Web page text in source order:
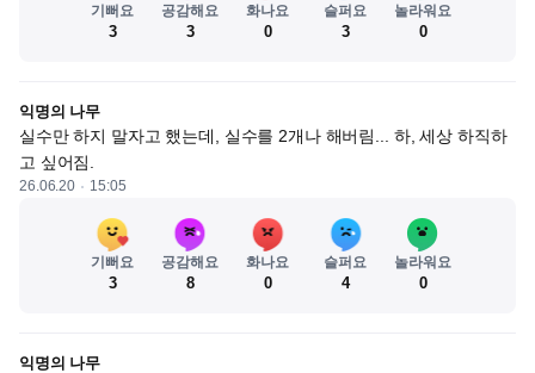
기뻐요
3
공감해요
3
화나요
0
슬퍼요
3
놀라워요
0
익명의 나무
실수만 하지 말자고 했는데, 실수를 2개나 해버림... 하, 세상 하직하
고 싶어짐.
26.06.20 15:05
기뻐요
3
공감해요
8
화나요
0
슬퍼요
4
놀라워요
0
익명의 나무